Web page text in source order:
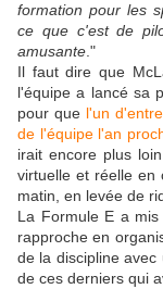
formation pour les
ce que c'est de
amusante ."
Il faut dire que
l'équipe a lancé sa
pour que l'un
de l'équipe l'an
irait encore plus
virtuelle et réelle en
matin, en levée de
La Formule E a
rapproche en
de la discipline
de ces derniers qui